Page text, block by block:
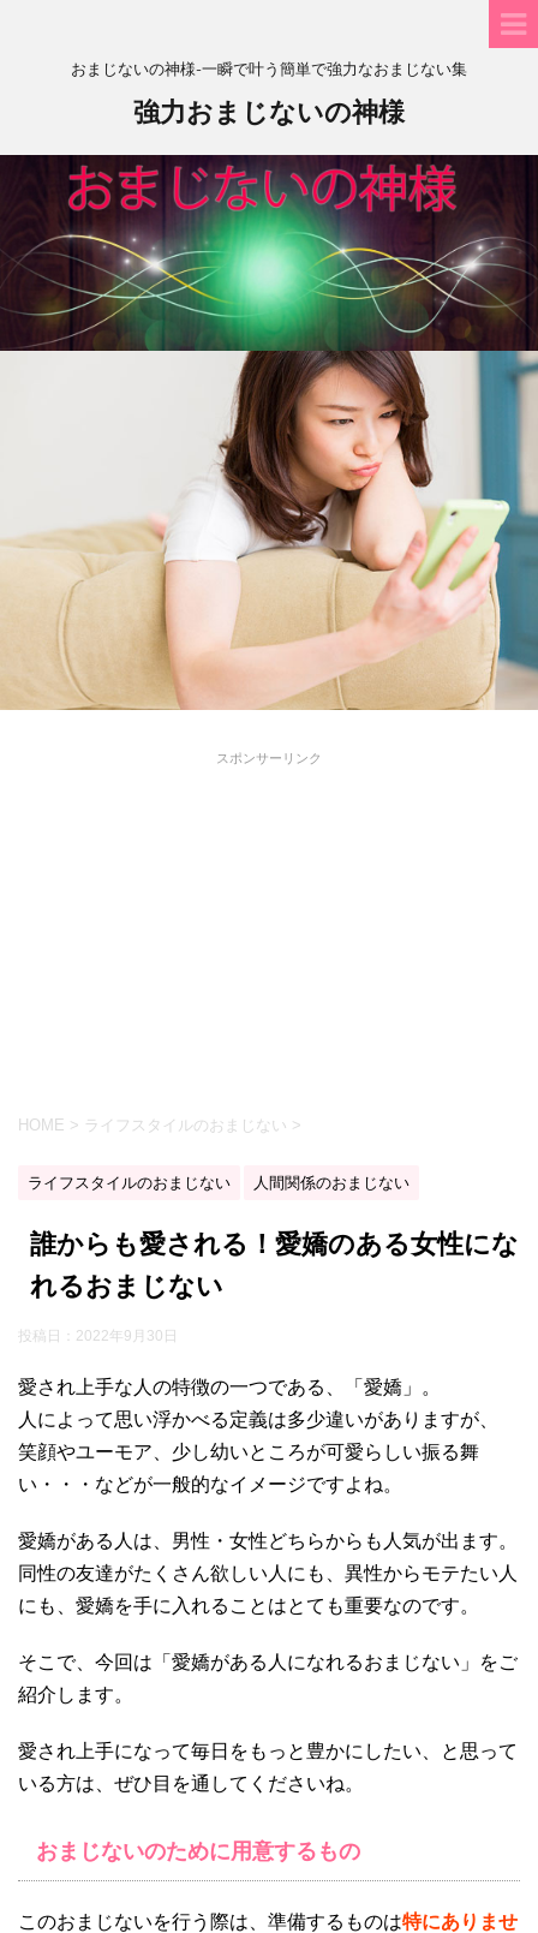
おまじないの神様-一瞬で叶う簡単で強力なおまじない集
強力おまじないの神様
スポンサーリンク
HOME > ライフスタイルのおまじない >
ライフスタイルのおまじない 人間関係のおまじない
誰からも愛される！愛嬌のある女性にな
れるおまじない
投稿日： 2022年9月30日
愛され上手な人の特徴の一つである、「愛嬌」。
人によって思い浮かべる定義は多少違いがありますが、
笑顔やユーモア、少し幼いところが可愛らしい振る舞
い・・・などが一般的なイメージですよね。
愛嬌がある人は、男性・女性どちらからも人気が出ます。
同性の友達がたくさん欲しい人にも、異性からモテたい人
にも、愛嬌を手に入れることはとても重要なのです。
そこで、今回は「愛嬌がある人になれるおまじない」をご
紹介します。
愛され上手になって毎日をもっと豊かにしたい、と思って
いる方は、ぜひ目を通してくださいね。
おまじないのために用意するもの
このおまじないを行う際は、準備するものは特にありませ